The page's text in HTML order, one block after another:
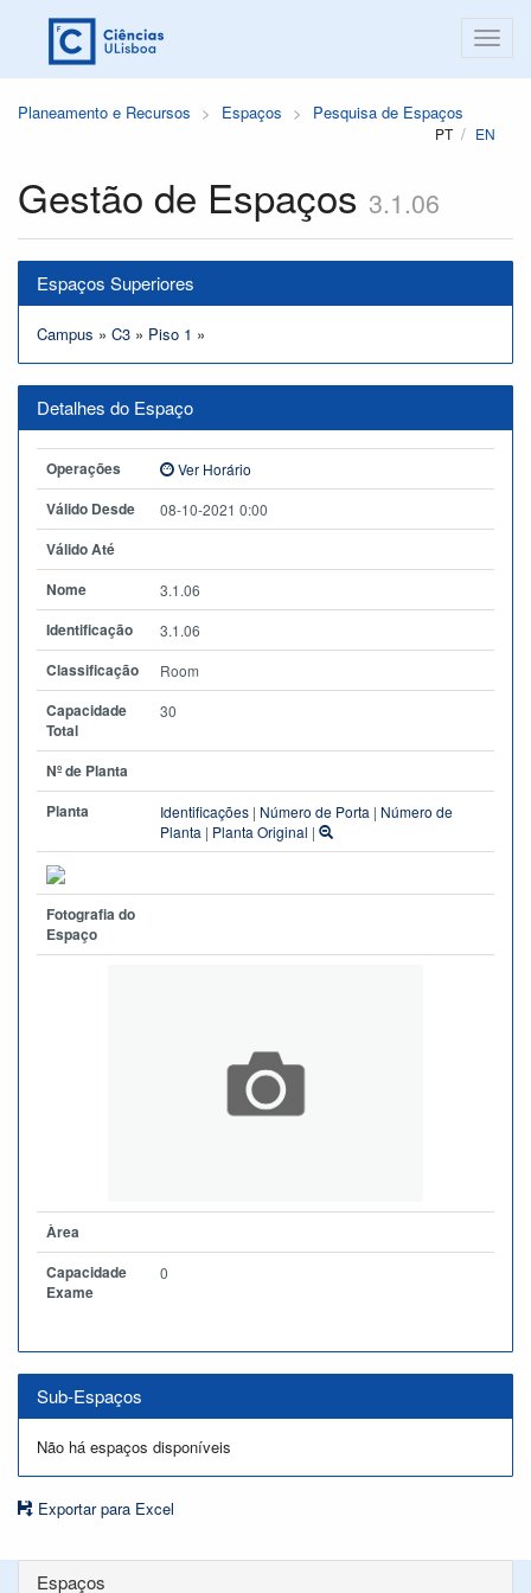
Planeamento e Recursos Espaços Pesquisa de Espaços
PT EN
Gestão de Espaços 3.1.06
Espaços Superiores
Campus » C3 » Piso 1 »
Detalhes do Espaço
Operações Ver Horário
Válido Desde 08-10-2021 0:00
Válido Até
Nome
3.1.06
Identificação 3.1.06
Classificação Room
Capacidade
Total
30
Nº de Planta
Planta
Identificações | Número de Porta | Número de
Planta | Planta Original |
Fotografia do
Espaço
Àrea
Capacidade
Exame
0
Sub-Espaços
Não há espaços disponíveis
Exportar para Excel
Espaços